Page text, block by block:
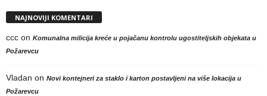
NAJNOVIJI KOMENTARI
ccc on Komunalna milicija kreće u pojačanu kontrolu ugostiteljskih objekata u
Požarevcu
Vladan on Novi kontejneri za staklo i karton postavljeni na više lokacija u
Požarevcu